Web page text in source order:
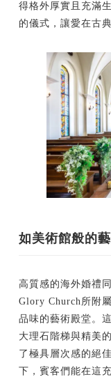
得格外厚實且充滿
的儀式，讓愛在古
如美術館般的
高質感的海外婚禮
Glory Church所附
品味的藝術殿堂。
大理石階梯與精美
了極具層次感的絕
下，賓客們能在這